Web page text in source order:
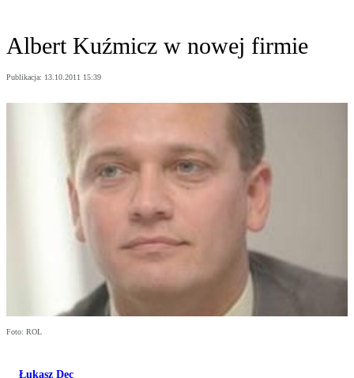
Albert Kuźmicz w nowej firmie
Publikacja: 13.10.2011 15:39
Foto: ROL
Łukasz Dec